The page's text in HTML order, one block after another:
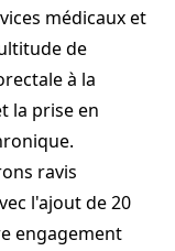
médicaux et
de
à la
la prise en
ravis
l'ajout de 20
engagement